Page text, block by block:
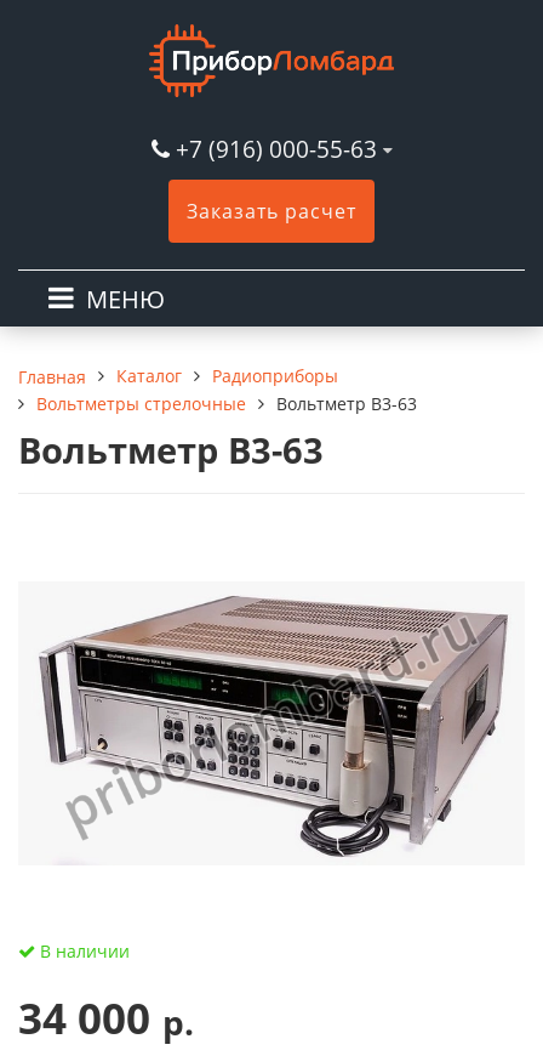
+7 (916) 000-55-63
Заказать расчет
МЕНЮ
Главная Каталог
Радиоприборы
Вольтметры стрелочные
Вольтметр В3-63
Вольтметр В3-63
В наличии
34 000 р.